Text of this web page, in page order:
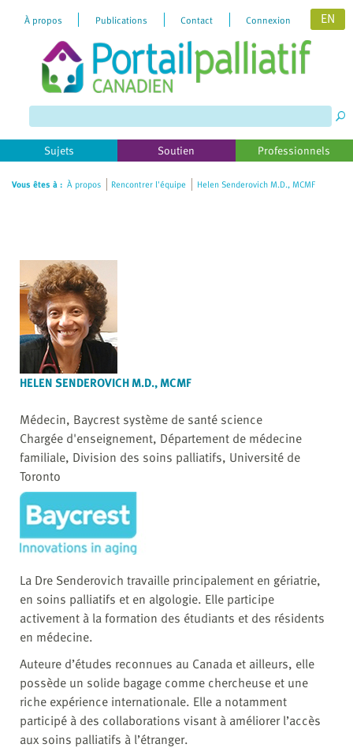
website
includes
an
accessibility
À propos Publications Contact Connexion EN
Sujets Soutien Professionnels
Vous êtes à : À propos Rencontrer l'équipe Helen Senderovich M.D., MCMF
HELEN SENDEROVICH M.D., MCMF
Médecin, Baycrest système de santé science
Chargée d'enseignement, Département de médecine
familiale, Division des soins palliatifs, Université de
Toronto
La Dre Senderovich travaille principalement en gériatrie,
en soins palliatifs et en algologie. Elle participe
activement à la formation des étudiants et des résidents
en médecine.
Auteure d’études reconnues au Canada et ailleurs, elle
possède un solide bagage comme chercheuse et une
riche expérience internationale. Elle a notamment
participé à des collaborations visant à améliorer l’accès
aux soins palliatifs à l’étranger.